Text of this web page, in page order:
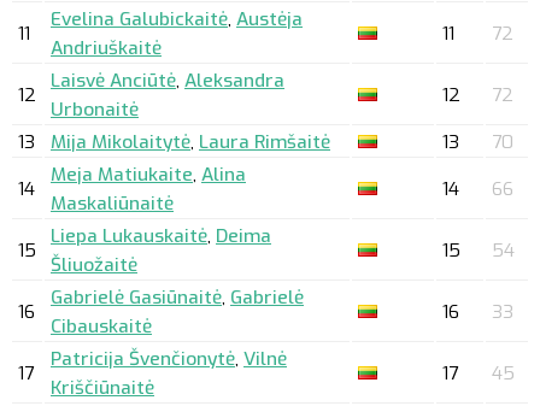
11
Evelina Galubickaitė, Austėja
Andriuškaitė
11 72
12
Laisvė Anciūtė, Aleksandra
Urbonaitė
12
72
13
Mija Mikolaitytė, Laura Rimšaitė 13
70
14
Meja Matiukaite, Alina
Maskaliūnaitė
14 66
15
Liepa Lukauskaitė, Deima
Šliuožaitė
15 54
16
Gabrielė Gasiūnaitė, Gabrielė
Cibauskaitė
16 33
17
Patricija Švenčionytė, Vilnė
Kriščiūnaitė
17 45